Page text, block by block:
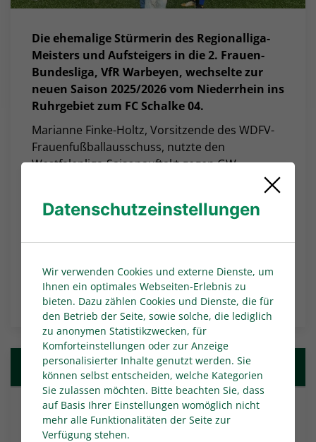
Die ehemalige Stürmerin des Regionalliga-
Meisters und Aufsteigers in die 2. Frauen-
Bundesliga, VfR Warbeyen, wechselte zur
neuen Saison 2025/2026 vom Niederrhein ins
Ruhrgebiet zum FC Schalke 04.
Marianne Finke-Holtz, Vorsitzende des WDFV-
Frauenfußballausschuss, nutzte den
Westfalenliga-Saisonauftakt gegen GW
überreichen. Beim anschließenden 9:1-
NACHRICHTEN-ÜBERSICHT
Weitere Nachrichten
Heimpremiere im Heidewald: FC Gütersloh will
zweiten Sieg
Datenschutzeinstellungen
Wir verwenden Cookies und externe Dienste, um
Ihnen ein optimales Webseiten-Erlebnis zu
bieten. Dazu zählen Cookies und Dienste, die für
den Betrieb der Seite, sowie solche, die lediglich
zu anonymen Statistikzwecken, für
Komforteinstellungen oder zur Anzeige
personalisierter Inhalte genutzt werden. Sie
können selbst entscheiden, welche Kategorien
Sie zulassen möchten. Bitte beachten Sie, dass
auf Basis Ihrer Einstellungen womöglich nicht
mehr alle Funktionalitäten der Seite zur
Verfügung stehen.